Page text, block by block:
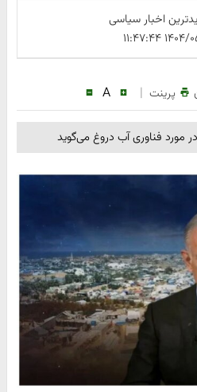
اخبار سیاسی
پرینت |
A
مورد فناوری آب دروغ می‌گوید